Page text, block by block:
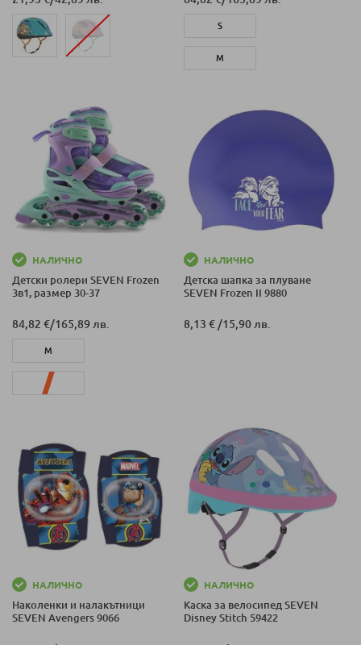
S
M
НАЛИЧНО
Детски ролери SEVEN Frozen
3в1, размер 30-37
84,82 €/165,89 лв.
M
S
НАЛИЧНО
Детска шапка за плуване
SEVEN Frozen II 9880
8,13 €/15,90 лв.
НАЛИЧНО
Наколенки и налакътници
SEVEN Avengers 9066
НАЛИЧНО
Каска за велосипед SEVEN
Disney Stitch 59422